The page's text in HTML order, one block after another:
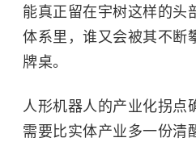
能真正留在宇树这样的头
体系里，谁又会被其不断
牌桌。
人形机器人的产业化拐点
需要比实体产业多一份清